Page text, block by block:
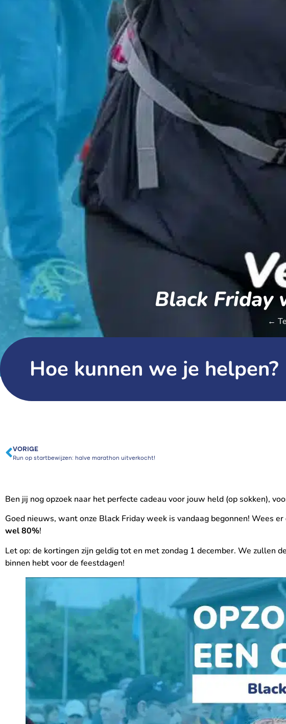
Black Friday
←
Hoe kunnen we je helpen?
VORIGE
Run op startbewijzen: halve marathon uitverkocht!
Ben jij nog opzoek naar het perfecte cadeau voor jouw held (op sokken),
Goed nieuws, want onze Black Friday week is vandaag begonnen! Wees
wel 80%!
Let op: de kortingen zijn geldig tot en met zondag 1 december. We zullen
binnen hebt voor de feestdagen!